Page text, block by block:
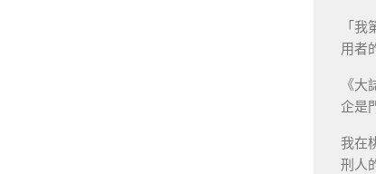
「
用者
《
企是
我在
刑人